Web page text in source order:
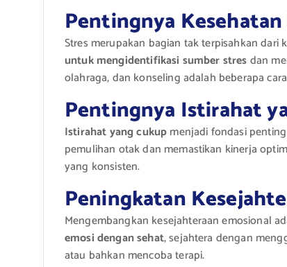
Pentingnya
Stres merupakan bagian tak terpisahkan
untuk mengidentifikasi sumber stresdan
olahraga, dan konseling adalah beberapa
Pentingnya Istirahat
Istirahat yang cukupmenjadi fondasi
pemulihan otak dan memastikan kinerja
yang konsisten.
Peningkatan
Mengembangkan kesejahteraan emosional
emosi dengan sehat, sejahtera dengan
atau bahkan mencoba terapi.